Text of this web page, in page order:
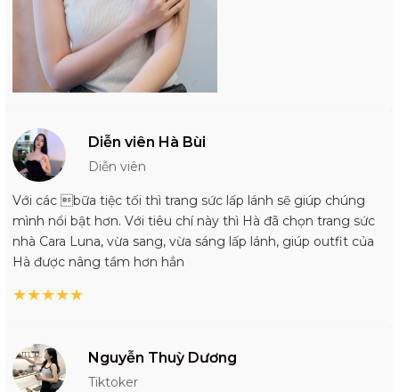
Diễn viên Hà Bùi
Diễn viên
Với các bữa tiệc tối thì trang sức lấp lánh sẽ giúp chúng
mình nổi bật hơn. Với tiêu chí này thì Hà đã chọn trang sức
nhà Cara Luna, vừa sang, vừa sáng lấp lánh, giúp outfit của
Hà được nâng tầm hơn hẳn
★★★★★
Nguyễn Thuỳ Dương
Tiktoker